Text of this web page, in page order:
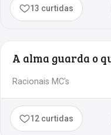
13 curtidas
A alma guarda o
Racionais MC's
12 curtidas